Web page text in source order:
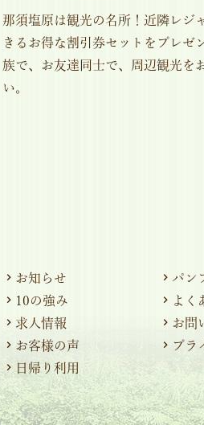
那須塩原は観光の名所！近隣レジ
きるお得な割引券セットをプレゼ
族で、お友達同士で、周辺観光を
い。
お知らせ
10の強み
求人情報
お客様の声
日帰り利用
パン
よく
お問
プラ